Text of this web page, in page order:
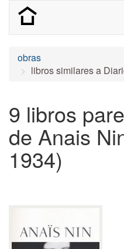
obras
libros similares a
9 libros
de Anais
1934)